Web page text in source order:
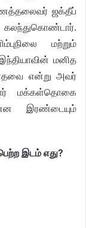
ஜக்தீப்
மற்றும்
இந்தியாவின் மனித
என்று அவர்
மக்கள்தொகை
இரண்டையும்
இடம் எது?